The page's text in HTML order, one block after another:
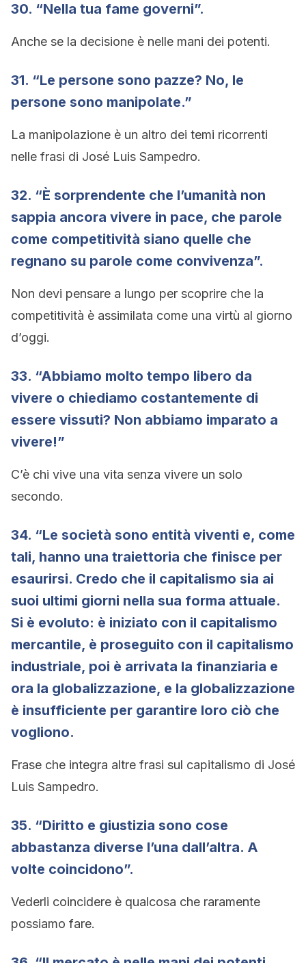
30. “Nella tua fame governi”.
Anche se la decisione è nelle mani dei potenti.
31. “Le persone sono pazze? No, le
persone sono manipolate.”
La manipolazione è un altro dei temi ricorrenti
nelle frasi di José Luis Sampedro.
32. “È sorprendente che l’umanità non
sappia ancora vivere in pace, che parole
come competitività siano quelle che
regnano su parole come convivenza”.
Non devi pensare a lungo per scoprire che la
competitività è assimilata come una virtù al giorno
d’oggi.
33. “Abbiamo molto tempo libero da
vivere o chiediamo costantemente di
essere vissuti? Non abbiamo imparato a
vivere!”
C’è chi vive una vita senza vivere un solo
secondo.
34. “Le società sono entità viventi e, come
tali, hanno una traiettoria che finisce per
esaurirsi. Credo che il capitalismo sia ai
suoi ultimi giorni nella sua forma attuale.
Si è evoluto: è iniziato con il capitalismo
mercantile, è proseguito con il capitalismo
industriale, poi è arrivata la finanziaria e
ora la globalizzazione, e la globalizzazione
è insufficiente per garantire loro ciò che
vogliono.
Frase che integra altre frasi sul capitalismo di José
Luis Sampedro.
35. “Diritto e giustizia sono cose
abbastanza diverse l’una dall’altra. A
volte coincidono”.
Vederli coincidere è qualcosa che raramente
possiamo fare.